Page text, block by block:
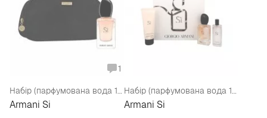
1
Набір (парфумована вода 100 мл + клатч)
Armani Si
Набір (парфумована вода 100 мл + парфумована вода 15 мл + лосьйон для тіла 75 мл)
Armani Si